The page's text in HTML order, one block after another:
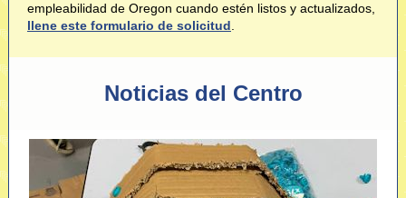
empleabilidad de Oregon cuando estén listos y actualizados,
llene este formulario de solicitud
Noticias del Centro